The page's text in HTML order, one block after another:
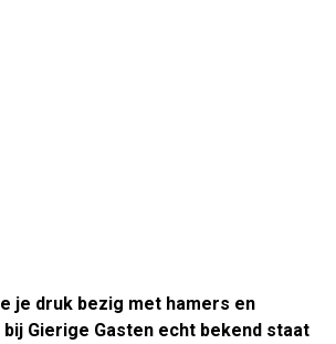
je druk bezig met hamers en
Gierige Gasten echt bekend staat